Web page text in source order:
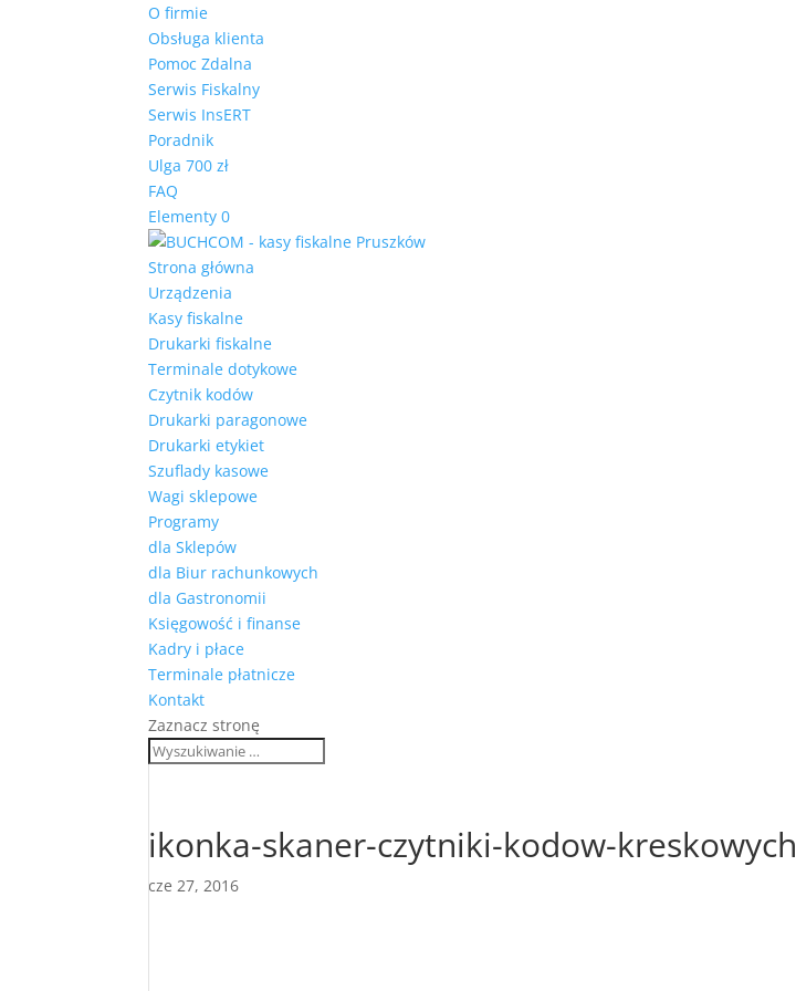
O firmie
Obsługa klienta
Pomoc Zdalna
Serwis Fiskalny
Serwis InsERT
Poradnik
Ulga 700 zł
FAQ
Elementy 0
Strona główna
Urządzenia
Kasy fiskalne
Drukarki fiskalne
Terminale dotykowe
Czytnik kodów
Drukarki paragonowe
Drukarki etykiet
Szuflady kasowe
Wagi sklepowe
Programy
dla Sklepów
dla Biur rachunkowych
dla Gastronomii
Księgowość i finanse
Kadry i płace
Terminale płatnicze
Kontakt
Zaznacz stronę
ikonka-skaner-czytniki-kodow-kreskowych
cze 27, 2016